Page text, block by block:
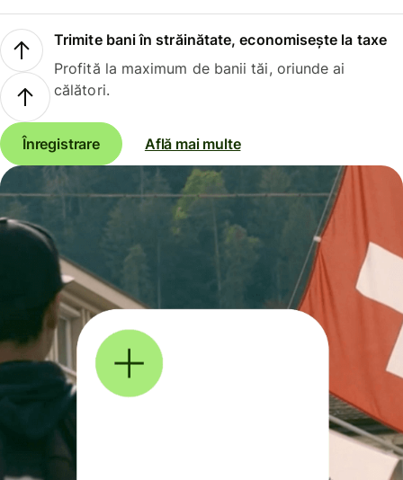
Trimite bani în străinătate, economisește la taxe
Profită la maximum de banii tăi, oriunde ai
călători.
Înregistrare Află mai multe